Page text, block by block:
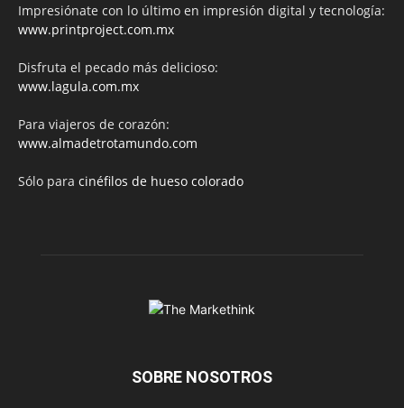
Impresiónate con lo último en impresión digital y tecnología:
www.printproject.com.mx
Disfruta el pecado más delicioso:
www.lagula.com.mx
Para viajeros de corazón:
www.almadetrotamundo.com
Sólo para cinéfilos de hueso colorado
SOBRE NOSOTROS